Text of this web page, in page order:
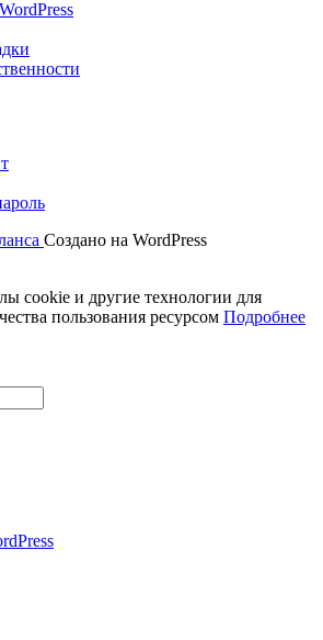
WordPress
Создано на WordPress
cookie и другие технологии для
пользования ресурсом Подробнее